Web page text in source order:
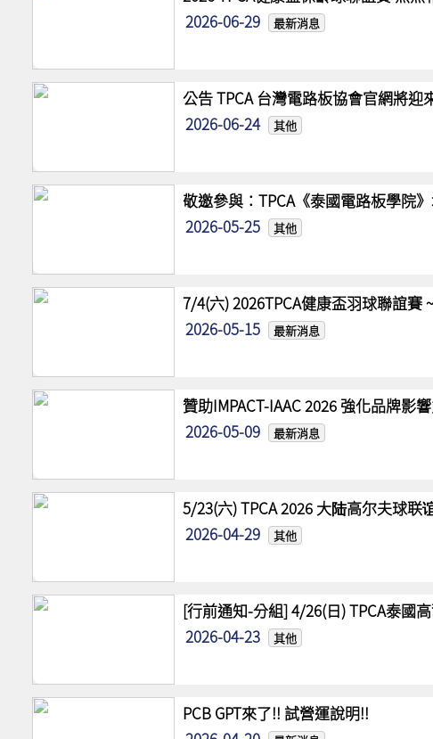
2026-06-29
最新消息
公告 TPCA 台灣電路板協會官網將迎
2026-06-24
其他
敬邀參與：TPCA《泰國電路板學院
2026-05-25
其他
7/4(六) 2026TPCA健康盃羽球聯誼賽
2026-05-15
最新消息
贊助IMPACT-IAAC 2026 強化品牌影
2026-05-09
最新消息
5/23(六) TPCA 2026 大陆高尔夫球联
2026-04-29
其他
[行前通知-分組] 4/26(日) TPCA泰國
2026-04-23
其他
PCB GPT來了!! 試營運說明!!